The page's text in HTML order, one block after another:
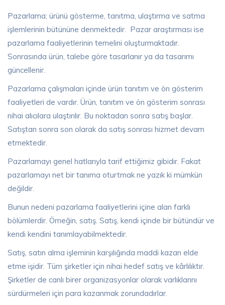
Pazarlama; ürünü gösterme, tanıtma, ulaştırma ve satma
işlemlerinin bütününe denmektedir. Pazar araştırması ise
pazarlama faaliyetlerinin temelini oluşturmaktadır.
Sonrasında ürün, talebe göre tasarlanır ya da tasarımı
güncellenir.
Pazarlama çalışmaları içinde ürün tanıtım ve ön gösterim
faaliyetleri de vardır. Ürün, tanıtım ve ön gösterim sonrası
nihai alıcılara ulaştırılır. Bu noktadan sonra satış başlar.
Satıştan sonra son olarak da satış sonrası hizmet devam
etmektedir.
Pazarlamayı genel hatlarıyla tarif ettiğimiz gibidir. Fakat
pazarlamayı net bir tanıma oturtmak ne yazık ki mümkün
değildir.
Bunun nedeni pazarlama faaliyetlerini içine alan farklı
bölümlerdir. Örneğin, satış. Satış, kendi içinde bir bütündür ve
kendi kendini tanımlayabilmektedir.
Satış, satın alma işleminin karşılığında maddi kazan elde
etme işidir. Tüm şirketler için nihai hedef satış ve kârlılıktır.
Şirketler de canlı birer organizasyonlar olarak varlıklarını
sürdürmeleri için para kazanmak zorundadırlar.